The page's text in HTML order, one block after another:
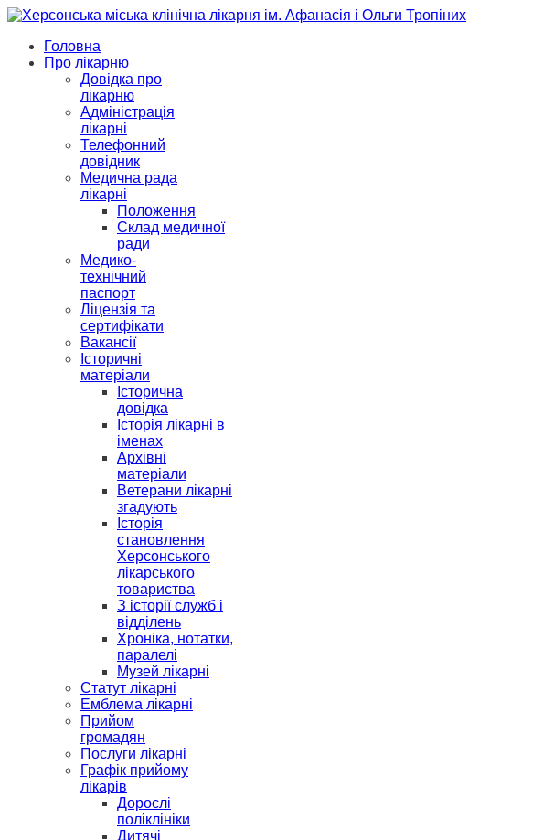
Головна
Про лікарню
Довідка про
лікарню
Адміністрація
лікарні
Телефонний
довідник
Медична рада
лікарні
Положення
Склад медичної
ради
Медико-
технічний
паспорт
Ліцензія та
сертифікати
Вакансії
Історичні
матеріали
Історична
довідка
Історія лікарні в
іменах
Архівні
матеріали
Ветерани лікарні
згадують
Історія
становлення
Херсонського
лікарського
товариства
З історії служб і
відділень
Хроніка, нотатки,
паралелі
Музей лікарні
Статут лікарні
Емблема лікарні
Прийом
громадян
Послуги лікарні
Графік прийому
лікарів
Дорослі
поліклініки
Дитячі